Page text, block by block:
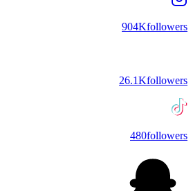
904Kfollowers
26.1Kfollowers
480followers